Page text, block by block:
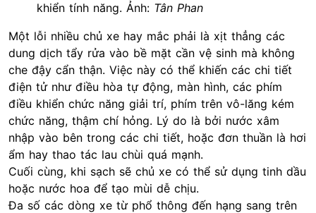
khiển tính năng. Ảnh: Tân Phan
Một lỗi nhiều chủ xe hay mắc phải là xịt thẳng các
dung dịch tẩy rửa vào bề mặt cần vệ sinh mà không
che đậy cẩn thận. Việc này có thể khiến các chi tiết
điện tử như điều hòa tự động, màn hình, các phím
điều khiển chức năng giải trí, phím trên vô-lăng kém
chức năng, thậm chí hỏng. Lý do là bởi nước xâm
nhập vào bên trong các chi tiết, hoặc đơn thuần là hơi
ẩm hay thao tác lau chùi quá mạnh.
Cuối cùng, khi sạch sẽ chủ xe có thể sử dụng tinh dầu
hoặc nước hoa để tạo mùi dễ chịu.
Đa số các dòng xe từ phổ thông đến hạng sang trên